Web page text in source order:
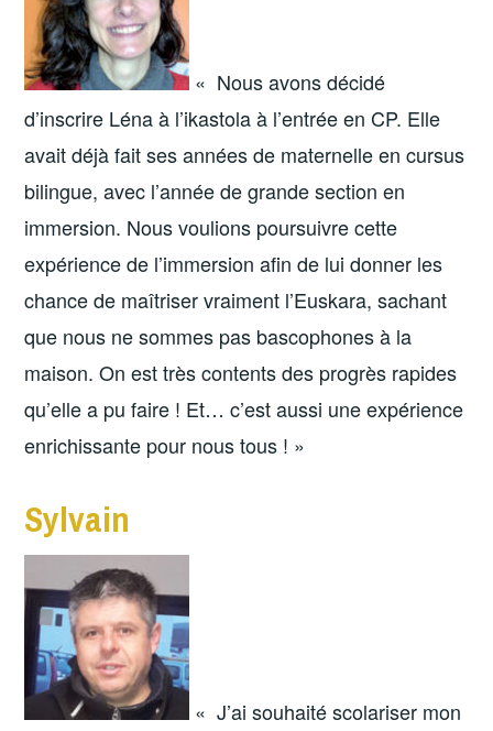
« Nous avons décidé
d’inscrire Léna à l’ikastola à l’entrée en CP. Elle
avait déjà fait ses années de maternelle en cursus
bilingue, avec l’année de grande section en
immersion. Nous voulions poursuivre cette
expérience de l’immersion afin de lui donner les
chance de maîtriser vraiment l’Euskara, sachant
que nous ne sommes pas bascophones à la
maison. On est très contents des progrès rapides
qu’elle a pu faire ! Et… c’est aussi une expérience
enrichissante pour nous tous ! »
Sylvain
« J’ai souhaité scolariser mon